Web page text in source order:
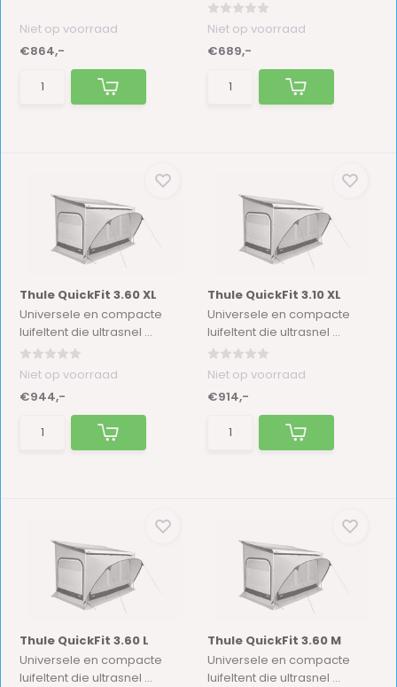
Niet op voorraad
€864,-
Niet op voorraad
€689,-
Thule QuickFit 3.60 XL
Universele en compacte
luifeltent die ultrasnel ...
Niet op voorraad
€944,-
Thule QuickFit 3.10 XL
Universele en compacte
luifeltent die ultrasnel ...
Niet op voorraad
€914,-
Thule QuickFit 3.60 L
Universele en compacte
luifeltent die ultrasnel ...
Thule QuickFit 3.60 M
Universele en compacte
luifeltent die ultrasnel ...